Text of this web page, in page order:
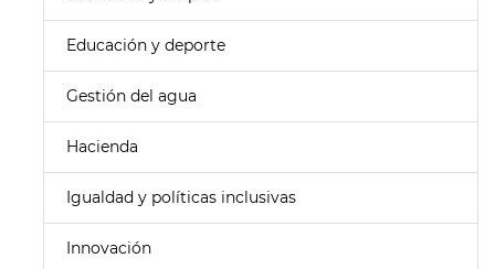
Educación y deporte
Gestión del agua
Hacienda
Igualdad y políticas inclusivas
Innovación